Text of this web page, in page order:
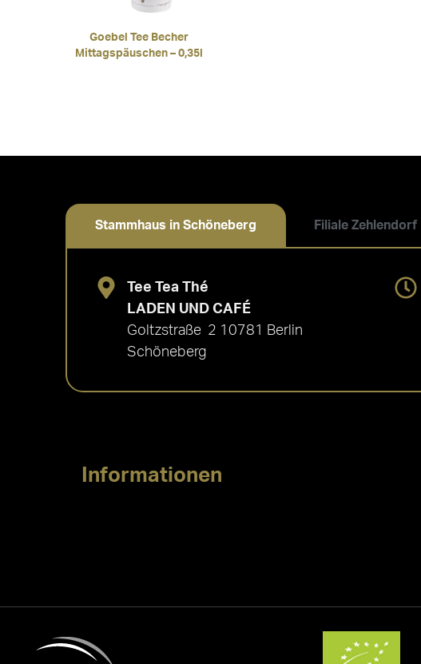
Goebel Tee Becher
Mittagspäuschen – 0,35l
Stammhaus in Schöneberg Filiale Zehlendorf
Tee Tea Thé
LADEN UND CAFÉ
Goltzstraße 2 10781 Berlin
Schöneberg
Informationen